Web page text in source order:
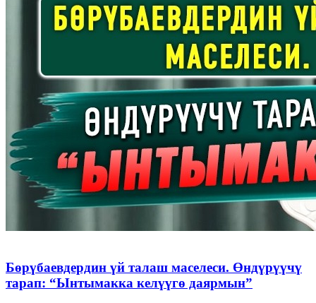
Бөрүбаевдердин үй талаш маселеси. Өндүрүүчү
тарап: “Ынтымакка келүүгө даярмын”